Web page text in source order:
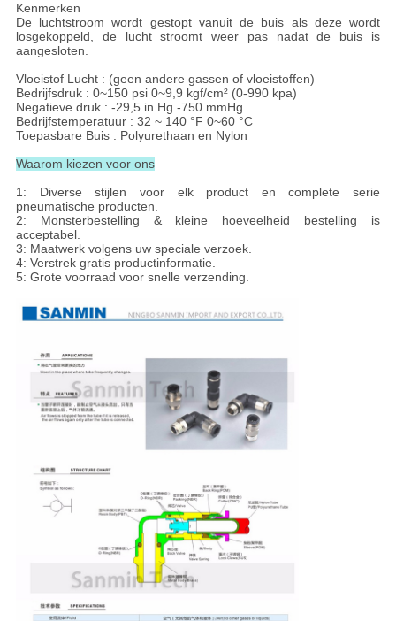
Kenmerken
De luchtstroom wordt gestopt vanuit de buis als deze wordt
losgekoppeld, de lucht stroomt weer pas nadat de buis is
aangesloten.
Vloeistof Lucht : (geen andere gassen of vloeistoffen)
Bedrijfsdruk : 0~150 psi 0~9,9 kgf/cm² (0-990 kpa)
Negatieve druk : -29,5 in Hg -750 mmHg
Bedrijfstemperatuur : 32 ~ 140 °F 0~60 °C
Toepasbare Buis : Polyurethaan en Nylon
Waarom kiezen voor ons
1: Diverse stijlen voor elk product en complete serie
pneumatische producten.
2: Monsterbestelling & kleine hoeveelheid bestelling is
acceptabel.
3: Maatwerk volgens uw speciale verzoek.
4: Verstrek gratis productinformatie.
5: Grote voorraad voor snelle verzending.